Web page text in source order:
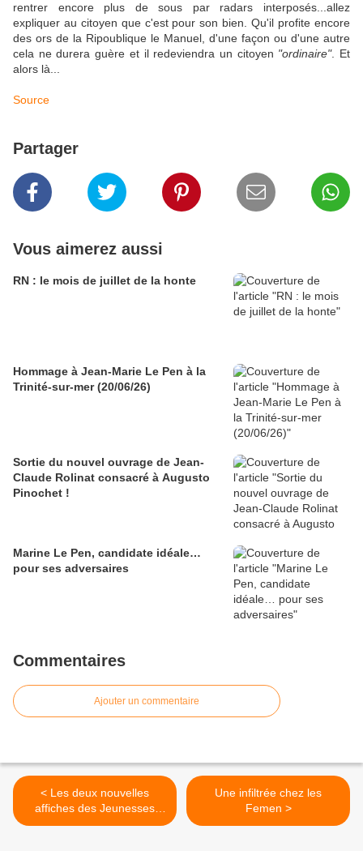
rentrer encore plus de sous par radars interposés...allez
expliquer au citoyen que c'est pour son bien. Qu'il profite encore
des ors de la Ripoublique le Manuel, d'une façon ou d'une autre
cela ne durera guère et il redeviendra un citoyen "ordinaire". Et
alors là...
Source
Partager
Vous aimerez aussi
RN : le mois de juillet de la honte
Hommage à Jean-Marie Le Pen à la
Trinité-sur-mer (20/06/26)
Sortie du nouvel ouvrage de Jean-
Claude Rolinat consacré à Augusto
Pinochet !
Marine Le Pen, candidate idéale…
pour ses adversaires
Commentaires
Ajouter un commentaire
< Les deux nouvelles
affiches des Jeunesses
Nationalistes
Une infiltrée chez les
Femen >